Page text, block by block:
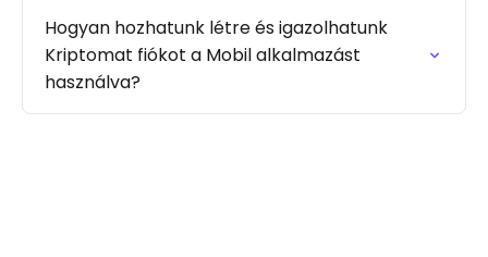
Hogyan hozhatunk létre és igazolhatunk
Kriptomat fiókot a Mobil alkalmazást
használva?